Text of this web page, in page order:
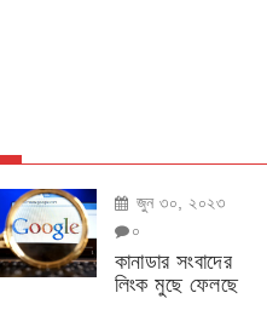
জুন ৩০, ২০২৩
০
কানাডার সংবাদের
লিংক মুছে ফেলছে